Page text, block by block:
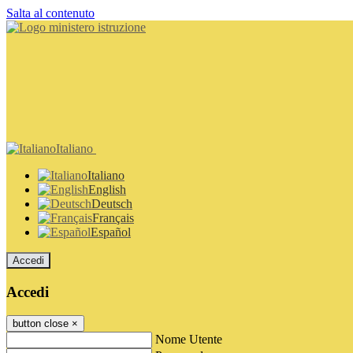
Salta al contenuto
Italiano
Italiano
English
Deutsch
Français
Español
Accedi
Accedi
button close ×
Nome Utente